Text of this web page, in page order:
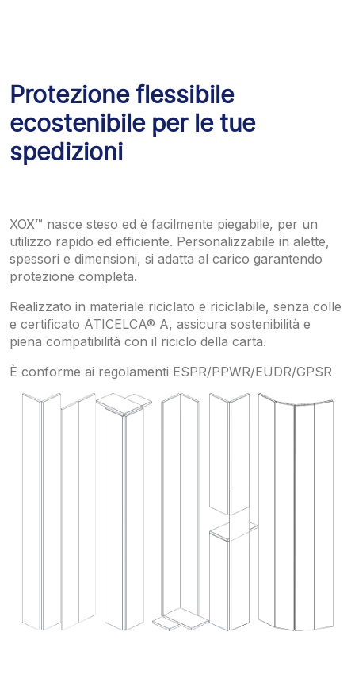
Protezione flessibile
ecostenibile per le tue
spedizioni
XOX™ nasce steso ed è facilmente piegabile, per un
utilizzo rapido ed efficiente. Personalizzabile in alette,
spessori e dimensioni, si adatta al carico garantendo
protezione completa.
Realizzato in materiale riciclato e riciclabile, senza colle
e certificato ATICELCA® A, assicura sostenibilità e
piena compatibilità con il riciclo della carta.
È conforme ai regolamenti ESPR/PPWR/EUDR/GPSR